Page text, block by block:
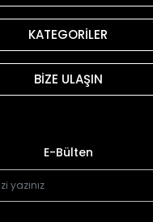
KATEGORİLER
BİZE ULAŞIN
E-Bülten